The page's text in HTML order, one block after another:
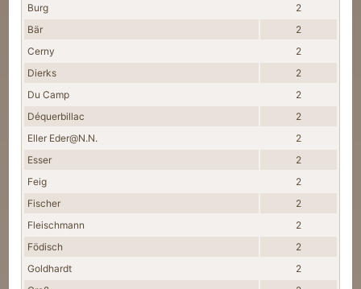
Burg
2
Bär
2
Cerny
2
Dierks
2
Du Camp
2
Déquerbillac
2
Eller Eder@N.N.
2
Esser
2
Feig
2
Fischer
2
Fleischmann
2
Födisch
2
Goldhardt
2